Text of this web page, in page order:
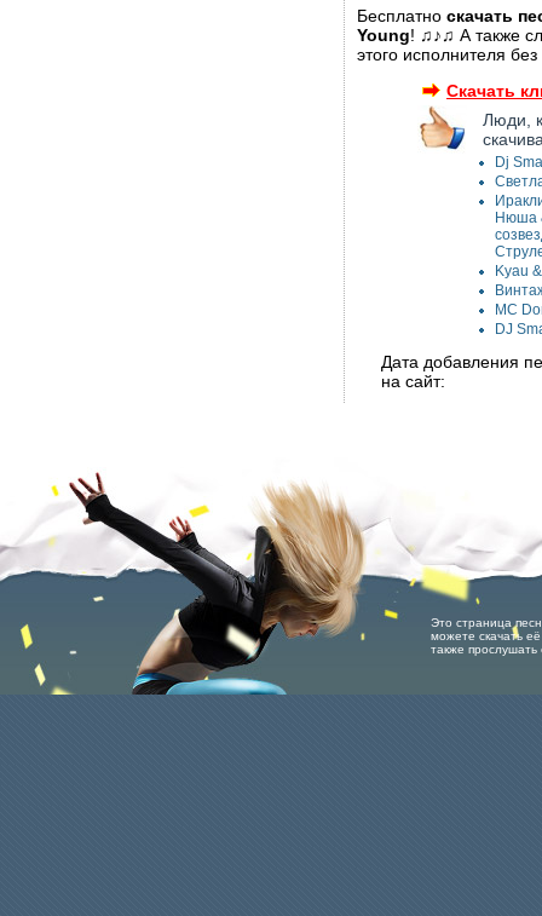
Бесплатно скачать
Young! ♫♪♫ А также
этого исполнителя
Скачать
Люди,
Dj
Нюша
Kyau
MC
DJ
Дата добавления
на сайт:
Это страница
можете скачать
также